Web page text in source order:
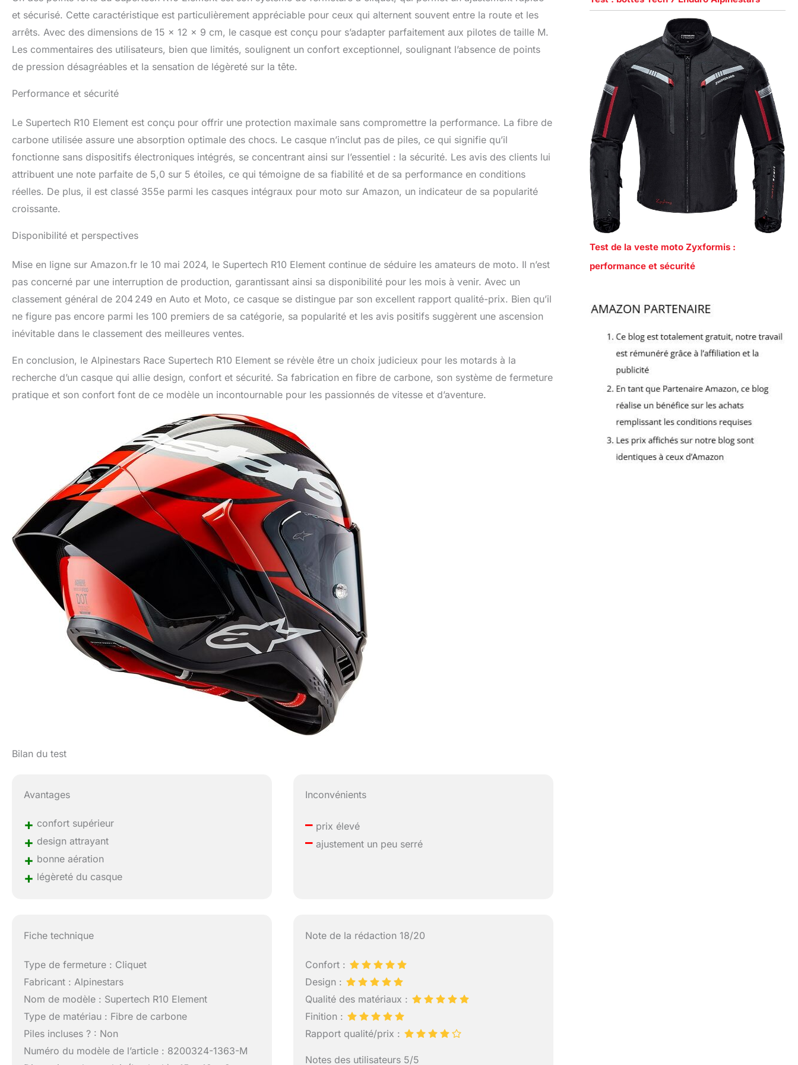
et sécurisé. Cette caractéristique est particulièrement appréciable pour ceux qui alternent souvent entre la route et les
arrêts. Avec des dimensions de 15 x 12 x 9 cm, le casque est conçu pour s’adapter parfaitement aux pilotes de taille M.
Les commentaires des utilisateurs, bien que limités, soulignent un confort exceptionnel, soulignant l’absence de points
de pression désagréables et la sensation de légèreté sur la tête.
Performance et sécurité
Le Supertech R10 Element est conçu pour offrir une protection maximale sans compromettre la performance. La fibre de
carbone utilisée assure une absorption optimale des chocs. Le casque n’inclut pas de piles, ce qui signifie qu’il
fonctionne sans dispositifs électroniques intégrés, se concentrant ainsi sur l’essentiel : la sécurité. Les avis des clients lui
attribuent une note parfaite de 5,0 sur 5 étoiles, ce qui témoigne de sa fiabilité et de sa performance en conditions
réelles. De plus, il est classé 355e parmi les casques intégraux pour moto sur Amazon, un indicateur de sa popularité
croissante.
Disponibilité et perspectives
Mise en ligne sur Amazon.fr le 10 mai 2024, le Supertech R10 Element continue de séduire les amateurs de moto. Il n’est
pas concerné par une interruption de production, garantissant ainsi sa disponibilité pour les mois à venir. Avec un
classement général de 204 249 en Auto et Moto, ce casque se distingue par son excellent rapport qualité-prix. Bien qu’il
ne figure pas encore parmi les 100 premiers de sa catégorie, sa popularité et les avis positifs suggèrent une ascension
inévitable dans le classement des meilleures ventes.
En conclusion, le Alpinestars Race Supertech R10 Element se révèle être un choix judicieux pour les motards à la
recherche d’un casque qui allie design, confort et sécurité. Sa fabrication en fibre de carbone, son système de fermeture
pratique et son confort font de ce modèle un incontournable pour les passionnés de vitesse et d’aventure.
Bilan du test
Avantages
+ confort supérieur
+ design attrayant
+ bonne aération
+ légèreté du casque
Inconvénients
– prix élevé
– ajustement un peu serré
Fiche technique
Type de fermeture : Cliquet
Fabricant : Alpinestars
Nom de modèle : Supertech R10 Element
Type de matériau : Fibre de carbone
Piles incluses ? : Non
Numéro du modèle de l’article : 8200324-1363-M
Note de la rédaction 18/20
Confort :
Design :
Qualité des matériaux :
Finition :
Rapport qualité/prix :
Notes des utilisateurs 5/5
Test de la veste moto Zyxformis :
performance et sécurité